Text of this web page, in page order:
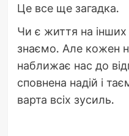
Це все ще загадка.
Чи є життя на
знаємо. Але кожен
наближає нас до
сповнена надій і
варта всіх зусиль.